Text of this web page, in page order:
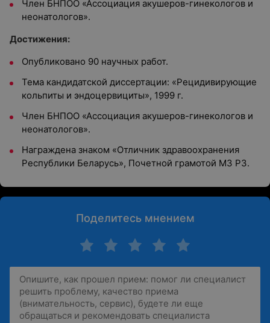
Член БНПОО «Ассоциация акушеров-гинекологов и
неонатологов».
Достижения:
Опубликовано 90 научных работ.
Тема кандидатской диссертации: «Рецидивирующие
кольпиты и эндоцервициты», 1999 г.
Член БНПОО «Ассоциация акушеров-гинекологов и
неонатологов».
Награждена знаком «Отличник здравоохранения
Республики Беларусь», Почетной грамотой МЗ РЗ.
Поделитесь мнением